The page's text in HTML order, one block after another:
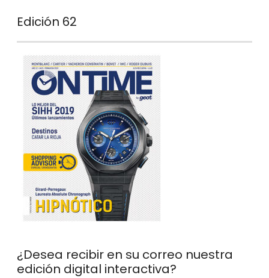
Edición 62
¿Desea recibir en su correo nuestra
edición digital interactiva?